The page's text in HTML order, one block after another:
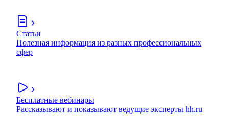
Статьи
Полезная информация из разных профессиональных
сфер
Бесплатные вебинары
Рассказывают и показывают ведущие эксперты hh.ru